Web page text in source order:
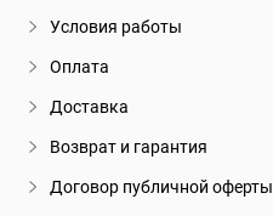
Условия работы
Оплата
Доставка
Возврат и гарантия
Договор публичной оферты